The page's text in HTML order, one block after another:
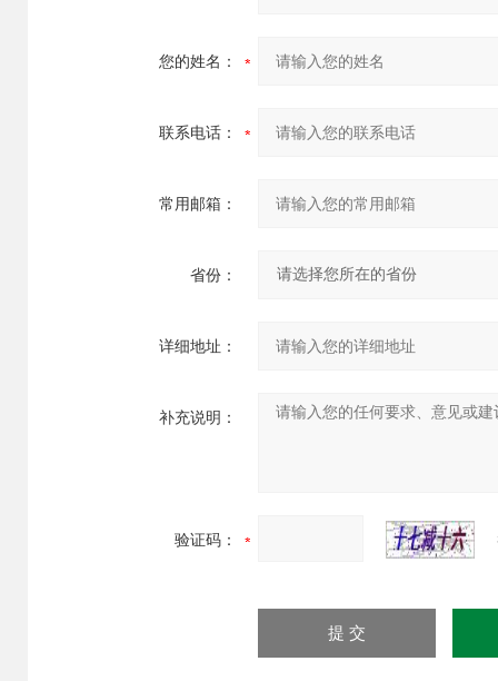
您的姓名：
联系电话：
常用邮箱：
省份：
详细地址：
补充说明：
验证码：